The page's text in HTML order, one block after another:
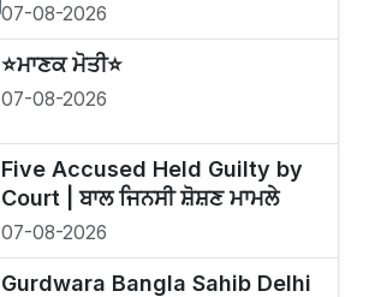
07-08-2026
⭐️ਮਾਣਕ ਮੋਤੀ⭐️
07-08-2026
Five Accused Held Guilty by
Court | ਬਾਲ ਜਿਨਸੀ ਸ਼ੋਸ਼ਣ ਮਾਮਲੇ
07-08-2026
Gurdwara Bangla Sahib Delhi